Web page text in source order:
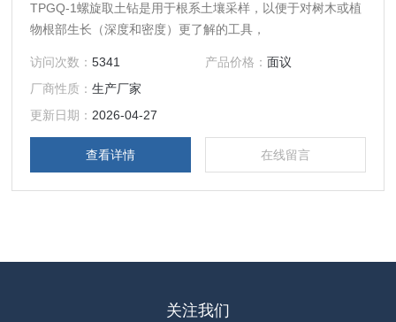
TPGQ-1螺旋取土钻是用于根系土壤采样，以便于对树木或植
物根部生长（深度和密度）更了解的工具，
访问次数：5341 产品价格： 面议
厂商性质：生产厂家
更新日期： 2026-04-27
查看详情 在线留言
关注我们